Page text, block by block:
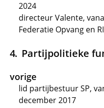
2024
directeur Valente,
Federatie Opvang en
Partijpolitieke
vorige
lid partijbestuur SP,
december 2017